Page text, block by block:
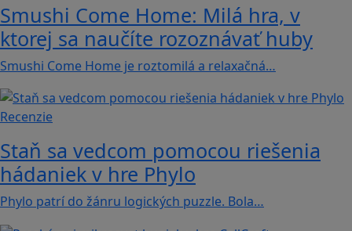
Smushi Come Home: Milá hra, v
ktorej sa naučíte rozoznávať huby
Smushi Come Home je roztomilá a relaxačná…
Recenzie
Staň sa vedcom pomocou riešenia
hádaniek v hre Phylo
Phylo patrí do žánru logických puzzle. Bola…